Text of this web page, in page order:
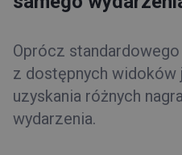
Oprócz
z dostępnych
uzyskania różnych
wydarzenia.